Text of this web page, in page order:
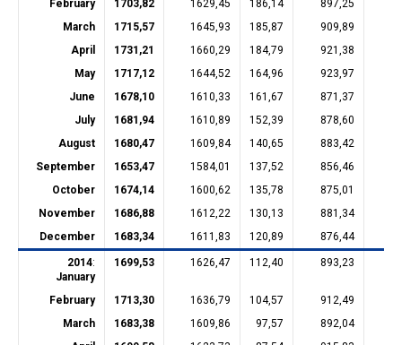
February 1703,82 1629,45 186,14 897,25
March
1715,57 1645,93 185,87 909,89
April
1731,21 1660,29 184,79 921,38
May
1717,12 1644,52 164,96 923,97
June
1678,10 1610,33 161,67 871,37
July
1681,94 1610,89 152,39 878,60
August
1680,47 1609,84 140,65 883,42
September
1653,47 1584,01 137,52 856,46
October
1674,14 1600,62 135,78 875,01
November
1686,88 1612,22 130,13 881,34
December
1683,34 1611,83 120,89 876,44
2014:
January
1699,53 1626,47 112,40 893,23
February 1713,30 1636,79 104,57 912,49
March
1683,38 1609,86 97,57 892,04